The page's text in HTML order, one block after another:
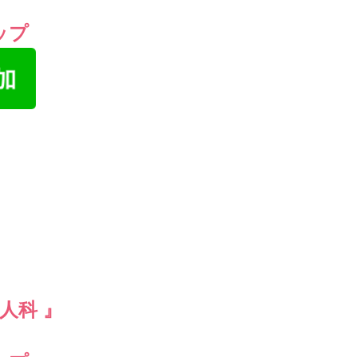
プ
科 』